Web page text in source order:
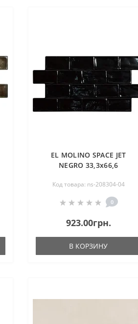
EL MOLINO SPACE JET
NEGRO 33,3х66,6
Код товара: ns-208304-04
0
923.00грн.
В КОРЗИНУ